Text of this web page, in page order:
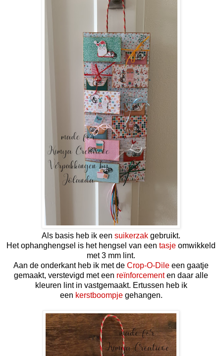
Als basis heb ik een suikerzak gebruikt.
Het ophanghengsel is het hengsel van een tasje omwikkeld
met 3 mm lint.
Aan de onderkant heb ik met de Crop-O-Dile een gaatje
gemaakt, verstevigd met een reïnforcementen daar alle
kleuren lint in vastgemaakt. Ertussen heb ik
een kerstboompjegehangen.